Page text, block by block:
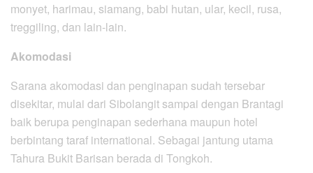
monyet, harimau, siamang, babi hutan, ular, kecil, rusa,
treggiling, dan lain-lain.
Akomodasi
Sarana akomodasi dan penginapan sudah tersebar
disekitar, mulai dari Sibolangit sampai dengan Brantagi
baik berupa penginapan sederhana maupun hotel
berbintang taraf international. Sebagai jantung utama
Tahura Bukit Barisan berada di Tongkoh.